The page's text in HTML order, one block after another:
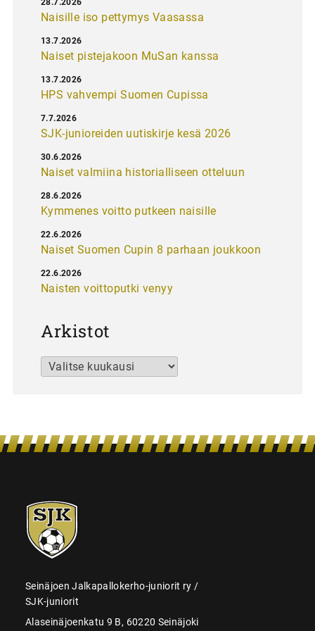
Naisille iso pettymys Vaasassa
Naiset pistejakoon MuSan kanssa
13.7.2026
HPS vahvempi Suomen Cupissa
13.7.2026
SJK-junioreiden uutiskirje kesä 2026
7.7.2026
Naiset valmiina historialliseen otteluun
30.6.2026
Kymmenes voitto putkeen naisille
28.6.2026
Naiset Suomen Cupin 8 parhaan joukkoon
22.6.2026
Naisten voittoputki venyy
22.6.2026
Arkistot
Arkistot
SJK-
juniorit
Seinäjoen Jalkapallokerho-juniorit ry /
SJK-juniorit
Alaseinäjoenkatu 9 B, 60220 Seinäjoki